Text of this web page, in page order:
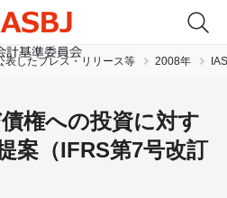
表したプレス・リリース等 2008年
権への投資に対す
案（IFRS第7号改訂